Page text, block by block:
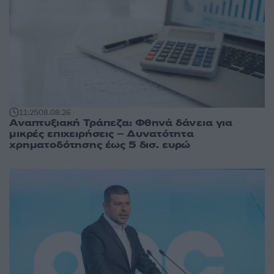
11:2508.08.26
Αναπτυξιακή Τράπεζα: Φθηνά δάνεια για
μικρές επιχειρήσεις – Δυνατότητα
χρηματοδότησης έως 5 δισ. ευρώ